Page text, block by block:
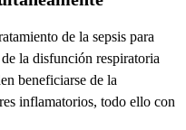
de la sepsis para
la disfunción respiratoria
beneficiarse de la
inflamatorios, todo ello con